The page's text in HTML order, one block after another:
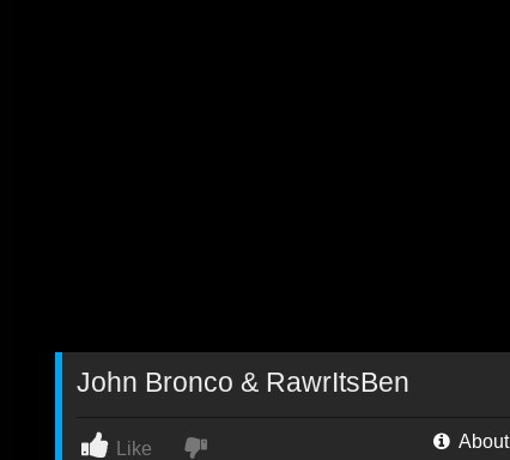
John Bronco & RawrItsBen
Like About